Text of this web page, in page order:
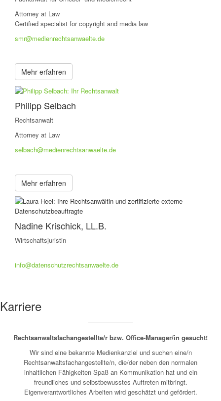
Attorney at Law
Certified specialist for copyright and media law
smr@medienrechtsanwaelte.de
Mehr erfahren
Philipp Selbach
Rechtsanwalt
Attorney at Law
selbach@medienrechtsanwaelte.de
Mehr erfahren
Nadine Krischick, LL.B.
Wirtschaftsjuristin
info@datenschutzrechtsanwaelte.de
Karriere
Rechtsanwaltsfachangestellte/r bzw. Office-Manager/in gesucht!
Wir sind eine bekannte Medienkanzlei und suchen eine/n
Rechtsanwaltsfachangestellte/n, die/der neben den normalen
inhaltlichen Fähigkeiten Spaß an Kommunikation hat und ein
freundliches und selbstbewusstes Auftreten mitbringt.
Eigenverantwortliches Arbeiten wird geschätzt und gefördert.